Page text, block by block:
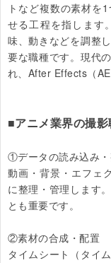
トなど複数の素材を
せる工程を指します
味、動きなどを調整
要な職種です。現代
れ、After Effects（
■アニメ業界の撮
①データの読み込み・
動画・背景・エフェ
に整理・管理します
とも重要です。
②素材の合成・配置
タイムシート（タイ